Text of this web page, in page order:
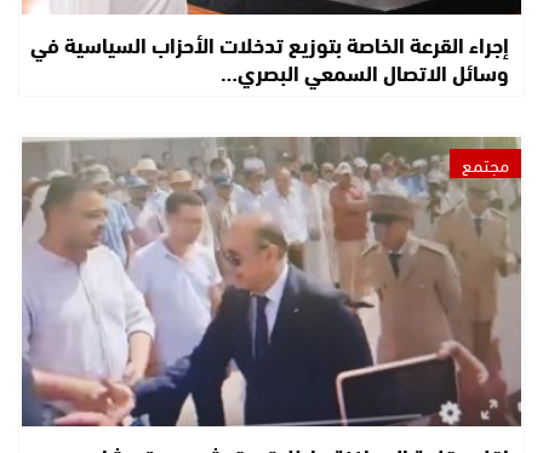
إجراء القرعة الخاصة بتوزيع تدخلات الأحزاب السياسية في
وسائل الاتصال السمعي البصري…
مجتمع